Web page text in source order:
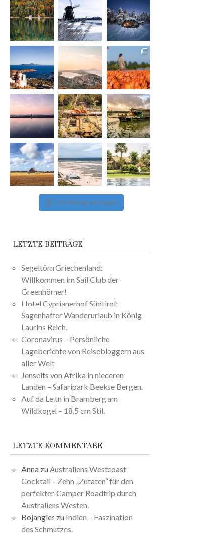
Auf Instagram folgen
LETZTE BEITRÄGE
Segeltörn Griechenland:
Willkommen im Sail Club der
Greenhörner!
Hotel Cyprianerhof Südtirol:
Sagenhafter Wanderurlaub in König
Laurins Reich.
Coronavirus – Persönliche
Lageberichte von Reisebloggern aus
aller Welt
Jenseits von Afrika in niederen
Landen – Safaripark Beekse Bergen.
Auf da Leitn in Bramberg am
Wildkogel – 18,5 cm Stil.
LETZTE KOMMENTARE
Anna zu Australiens Westcoast
Cocktail – Zehn „Zutaten“ für den
perfekten Camper Roadtrip durch
Australiens Westen.
Bojangles zu Indien – Faszination
des Schmutzes.